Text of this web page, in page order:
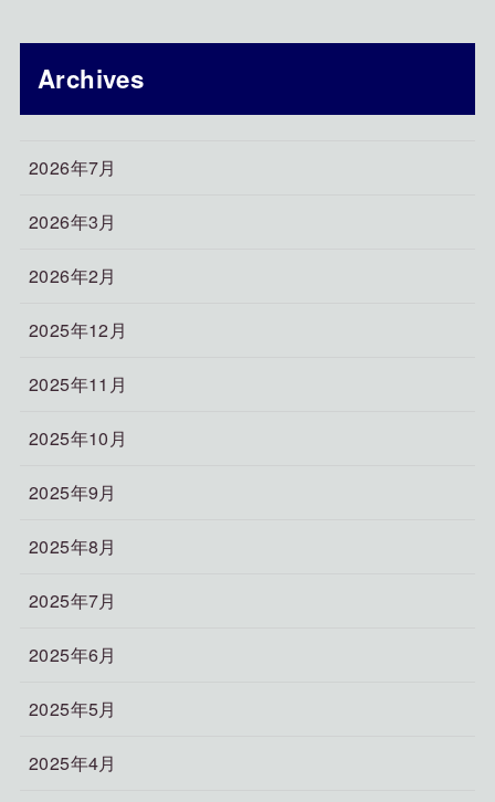
Archives
2026年7月
2026年3月
2026年2月
2025年12月
2025年11月
2025年10月
2025年9月
2025年8月
2025年7月
2025年6月
2025年5月
2025年4月